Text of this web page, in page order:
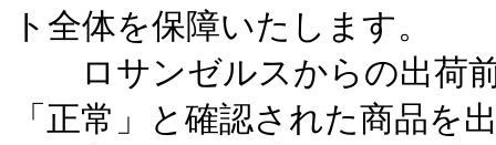
ト全体を保障いたします。
ロサンゼルスからの出荷前
「正常」と確認された商品を